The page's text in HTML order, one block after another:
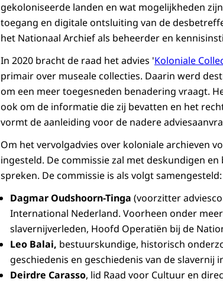
gekoloniseerde landen en wat mogelijkheden
toegang en digitale ontsluiting van de
het Nationaal Archief als beheerder en
In 2020 bracht de raad het advies 'Koloniale
primair over museale collecties. Daarin werd
om een meer toegesneden benadering vraagt.
ook om de informatie die zij bevatten en het
vormt de aanleiding voor de nadere
Om het vervolgadvies over koloniale archieven
ingesteld. De commissie zal met deskundigen
spreken. De commissie is als volgt samengesteld:
Dagmar Oudshoorn-Tinga (voorzitter
International Nederland. Voorheen onder
slavernijverleden, Hoofd Operatiën bij de
Leo Balai, bestuurskundige, historisch
geschiedenis en geschiedenis van de slavernij
Deirdre Carasso, lid Raad voor Cultuur en